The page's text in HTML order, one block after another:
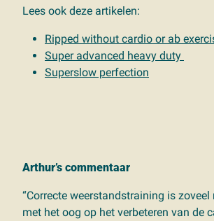
Lees ook deze artikelen:
Ripped without cardio or ab
Super advanced heavy duty
Superslow perfection
Arthur’s commentaar
“Correcte weerstandstraining is zoveel
met het oog op het verbeteren van de